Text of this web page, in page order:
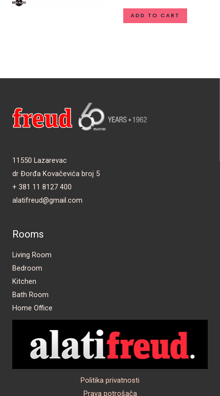
ADD TO CART
11550 Lazarevac
dr Đorđa Kovačevića broj 5
+ 381 11 8127 400
alatifreud@gmail.com
Rooms
Living Room
Bedroom
Kitchen
Bath Room
Home Office
Politika privatnosti
Prava potrošača